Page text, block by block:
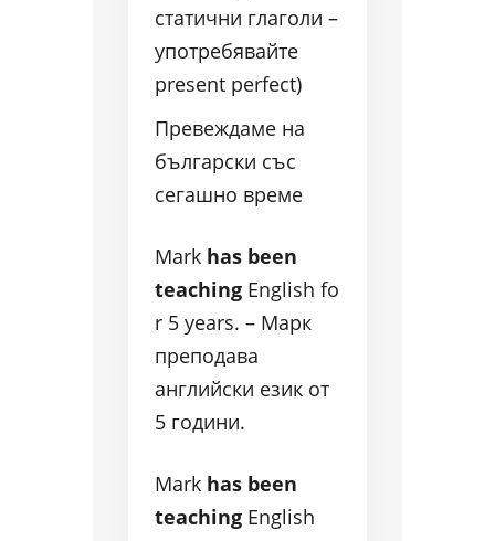
статични глаголи –
употребявайте
present perfect)
Превеждаме на
български със
сегашно време
Mark has been
teaching English fo
r 5 years. – Марк
преподава
английски език от
5 години.
Mark has been
teaching English